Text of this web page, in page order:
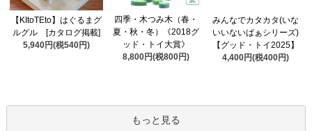
【KItoTEto】はぐるまグ
ルグル [カタログ掲載]
5,940円(税540円)
四季・木つみ木（春・
夏・秋・冬）《2018グ
ッド・トイ大賞》
8,800円(税800円)
みんなでカタカタ(いな
いいないばぁシリーズ)
【グッド・トイ2025】
4,400円(税400円)
もっと見る